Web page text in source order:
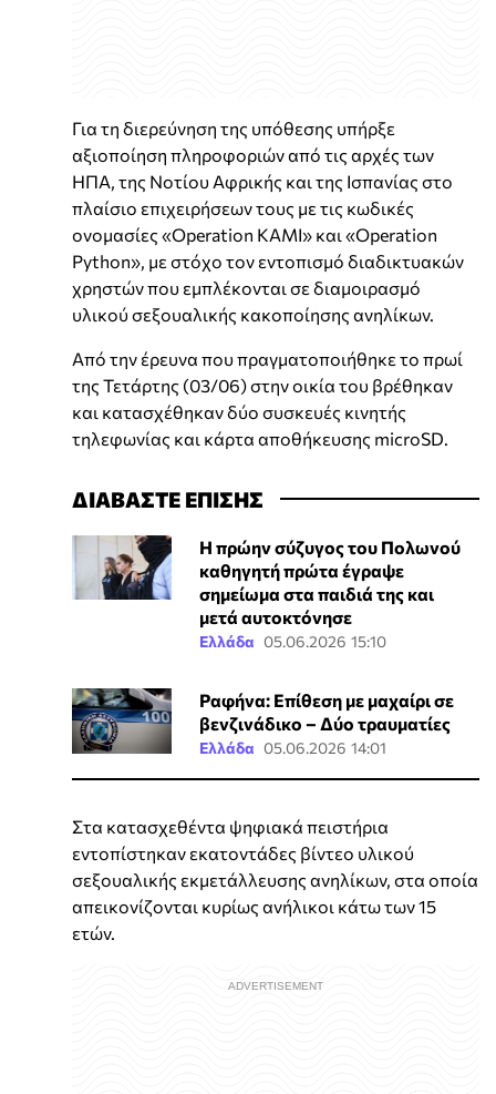
Για τη διερεύνηση της υπόθεσης υπήρξε
αξιοποίηση πληροφοριών από τις αρχές των
ΗΠΑ, της Νοτίου Αφρικής και της Ισπανίας στο
πλαίσιο επιχειρήσεων τους με τις κωδικές
ονομασίες «Operation KAMI» και «Operation
Python», με στόχο τον εντοπισμό διαδικτυακών
χρηστών που εμπλέκονται σε διαμοιρασμό
υλικού σεξουαλικής κακοποίησης ανηλίκων.
Από την έρευνα που πραγματοποιήθηκε το πρωί
της Τετάρτης (03/06) στην οικία του βρέθηκαν
και κατασχέθηκαν δύο συσκευές κινητής
τηλεφωνίας και κάρτα αποθήκευσης microSD.
ΔΙΑΒΑΣΤΕ ΕΠΙΣΗΣ
Η πρώην σύζυγος του Πολωνού
καθηγητή πρώτα έγραψε
σημείωμα στα παιδιά της και
μετά αυτοκτόνησε
Ελλάδα 05.06.2026 15:10
Ραφήνα: Επίθεση με μαχαίρι σε
βενζινάδικο – Δύο τραυματίες
Ελλάδα 05.06.2026 14:01
Στα κατασχεθέντα ψηφιακά πειστήρια
εντοπίστηκαν εκατοντάδες βίντεο υλικού
σεξουαλικής εκμετάλλευσης ανηλίκων, στα οποία
απεικονίζονται κυρίως ανήλικοι κάτω των 15
ετών.